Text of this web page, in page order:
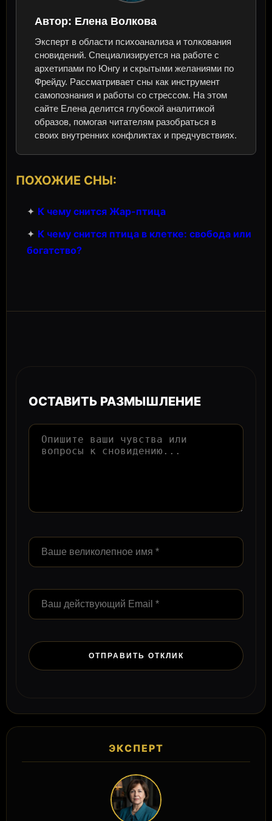
Автор: Елена Волкова
Эксперт в области психоанализа и толкования
сновидений. Специализируется на работе с
архетипами по Юнгу и скрытыми желаниями по
Фрейду. Рассматривает сны как инструмент
самопознания и работы со стрессом. На этом
сайте Елена делится глубокой аналитикой
образов, помогая читателям разобраться в
своих внутренних конфликтах и предчувствиях.
ПОХОЖИЕ СНЫ:
✦ К чему снится Жар-птица
✦ К чему снится птица в клетке: свобода или
богатство?
ОСТАВИТЬ РАЗМЫШЛЕНИЕ
ЭКСПЕРТ